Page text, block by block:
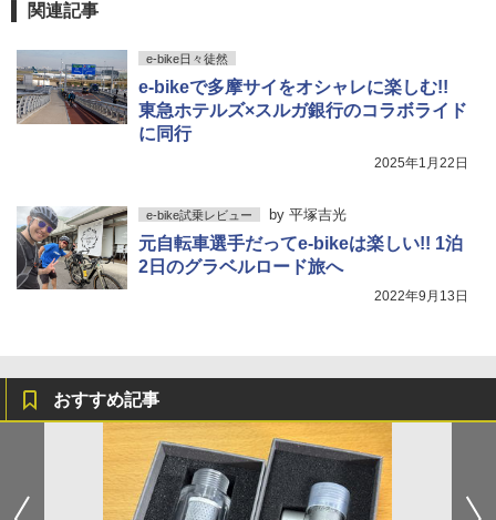
関連記事
e-bike日々徒然
e-bikeで多摩サイをオシャレに楽しむ!!
東急ホテルズ×スルガ銀行のコラボライド
に同行
2025年1月22日
e-bike試乗レビュー by 平塚吉光
元自転車選手だってe-bikeは楽しい!! 1泊
2日のグラベルロード旅へ
2022年9月13日
おすすめ記事